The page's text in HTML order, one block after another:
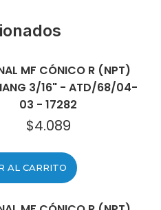
MF CÓNICO R (NPT)
3/16" - ATD/68/04-
03 - 17282
$4.089
AL CARRITO